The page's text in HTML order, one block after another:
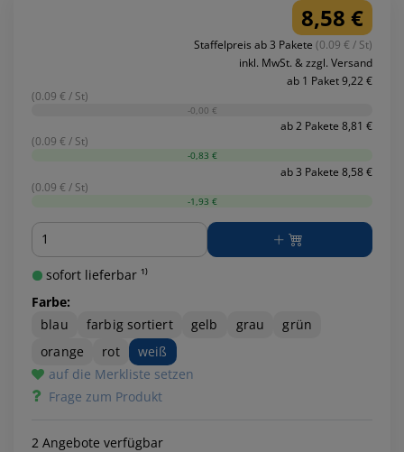
8,58 €
Staffelpreis ab 3 Pakete (0.09 € / St)
inkl. MwSt. & zzgl. Versand
ab 1 Paket 9,22 €
(0.09 € / St)
-0,00 €
ab 2 Pakete 8,81 €
(0.09 € / St)
-0,83 €
ab 3 Pakete 8,58 €
(0.09 € / St)
-1,93 €
Menge
sofort lieferbar ¹⁾
Farbe:
blau
farbig sortiert gelb grau
grün
orange
rot
weiß
auf die Merkliste setzen
Frage zum Produkt
2 Angebote verfügbar